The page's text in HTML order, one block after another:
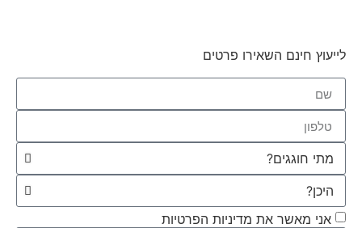
לייעוץ חינם השאירו פרטים
אני מאשר את מדיניות הפרטיות